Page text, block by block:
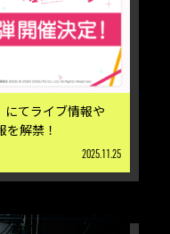
にてライブ情報や
を解禁！
2025.11.25